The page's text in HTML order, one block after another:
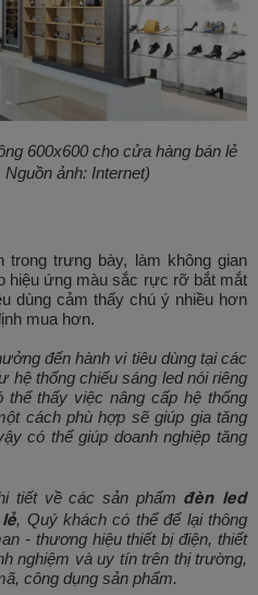
600x600 cho cửa hàng bán lẻ
Nguồn ảnh: Internet)
trong trưng bày, làm không gian
hiệu ứng màu sắc rực rỡ bắt mắt
dùng cảm thấy chú ý nhiều hơn
mua hơn.
đến hành vi tiêu dùng tại các
hệ thống chiếu sáng led nói riêng
thể thấy việc nâng cấp hệ thống
cách phù hợp sẽ giúp gia tăng
có thể giúp doanh nghiệp tăng
tiết về các sản phẩm đèn led
, Quý khách có thể để lại thông
- thương hiệu thiết bị điện, thiết
nghiệm và uy tín trên thị trường,
công dụng sản phẩm.